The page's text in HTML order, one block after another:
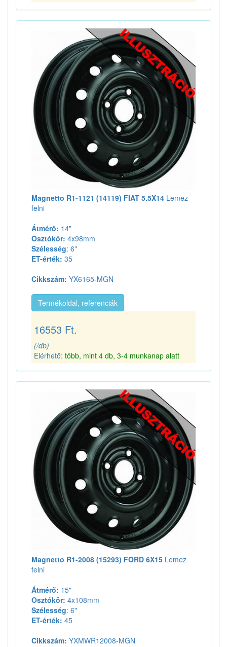
Magnetto R1-1121 (14119) FIAT 5.5X14 Lemez
felni
Átmérő: 14"
Osztókör: 4x98mm
Szélesség: 6"
ET-érték: 35
Cikkszám: YX6165-MGN
Termékoldal, referenciák
16553 Ft.
(/db)
Elérhető: több, mint 4 db, 3-4 munkanap alatt
Magnetto R1-2008 (15293) FORD 6X15 Lemez
felni
Átmérő: 15"
Osztókör: 4x108mm
Szélesség: 6"
ET-érték: 45
Cikkszám: YXMWR12008-MGN